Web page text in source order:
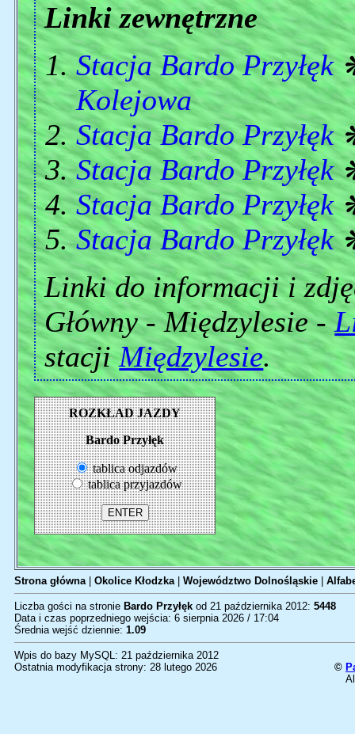
Linki zewnętrzne
Stacja Bardo Przyłęk
Kolejowa
Stacja Bardo Przyłęk
Stacja Bardo Przyłęk
Stacja Bardo Przyłęk
Stacja Bardo Przyłęk
Linki do informacji i
Główny - Międzylesie -
stacjiMiędzylesie.
ROZKŁAD JAZDY
Bardo Przyłęk
tablica odjazdów
tablica przyjazdów
Strona główna| Okolice Kłodzka| Województwo Dolnośląskie
Liczba gości na stronie Bardo Przyłęk od 21 października 2012: 5448
Data i czas poprzedniego wejścia: 6 sierpnia 2026 / 17:04
Średnia wejść dziennie: 1.09
Wpis do bazy MySQL: 21 października 2012
Ostatnia modyfikacja strony: 28 lutego 2026
©